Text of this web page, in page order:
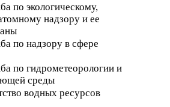
по экологическому,
надзору и ее
по надзору в сфере
по гидрометеорологии и
среды
водных ресурсов